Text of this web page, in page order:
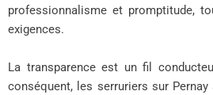
professionnalisme et promptitude,
exigences.
La transparence est un fil
conséquent, les serruriers sur